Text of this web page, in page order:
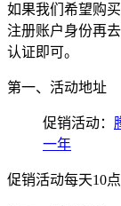
如果我们希望购
注册账户身份再
认证即可。
第一、活动地址
促销活动：
一年
促销活动每天10